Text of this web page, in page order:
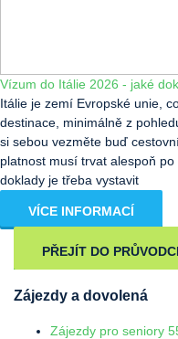
Vízum do Itálie 2026 - jaké
Itálie je zemí Evropské unie,
destinace, minimálně z
si sebou vezměte buď
platnost musí trvat alespoň
doklady je třeba vystavit
VÍCE INFORMACÍ
PŘEJÍT DO
Zájezdy a dovolená
Zájezdy pro seniory